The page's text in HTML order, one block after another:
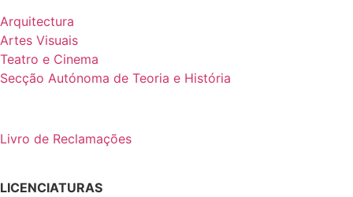
Arquitectura
Artes Visuais
Teatro e Cinema
Secção Autónoma de Teoria e História
Livro de Reclamações
LICENCIATURAS